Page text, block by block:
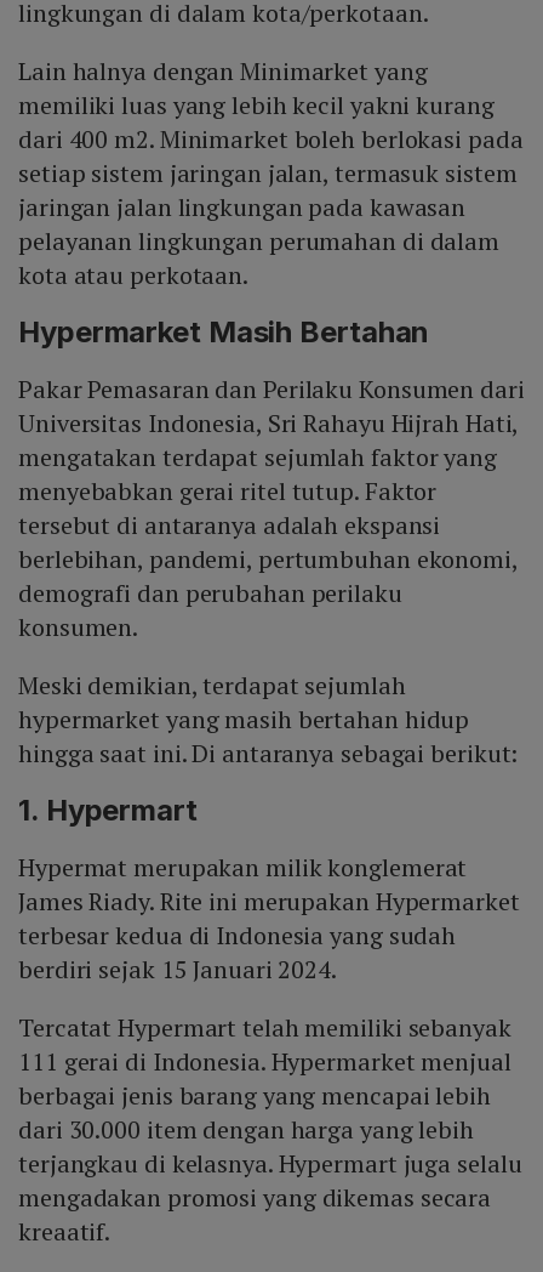
lingkungan di dalam kota/perkotaan.
Lain halnya dengan Minimarket yang
memiliki luas yang lebih kecil yakni kurang
dari 400 m2. Minimarket boleh berlokasi pada
setiap sistem jaringan jalan, termasuk sistem
jaringan jalan lingkungan pada kawasan
pelayanan lingkungan perumahan di dalam
kota atau perkotaan.
Hypermarket Masih Bertahan
Pakar Pemasaran dan Perilaku Konsumen dari
Universitas Indonesia, Sri Rahayu Hijrah Hati,
mengatakan terdapat sejumlah faktor yang
menyebabkan gerai ritel tutup. Faktor
tersebut di antaranya adalah ekspansi
berlebihan, pandemi, pertumbuhan ekonomi,
demografi dan perubahan perilaku
konsumen.
Meski demikian, terdapat sejumlah
hypermarket yang masih bertahan hidup
hingga saat ini. Di antaranya sebagai berikut:
1. Hypermart
Hypermat merupakan milik konglemerat
James Riady. Rite ini merupakan Hypermarket
terbesar kedua di Indonesia yang sudah
berdiri sejak 15 Januari 2024.
Tercatat Hypermart telah memiliki sebanyak
111 gerai di Indonesia. Hypermarket menjual
berbagai jenis barang yang mencapai lebih
dari 30.000 item dengan harga yang lebih
terjangkau di kelasnya. Hypermart juga selalu
mengadakan promosi yang dikemas secara
kreaatif.